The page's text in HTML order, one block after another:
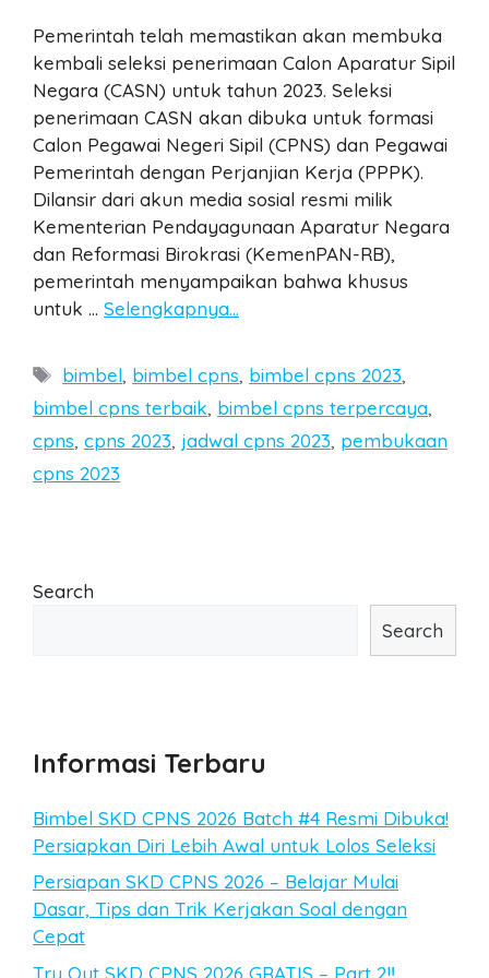
Pemerintah telah memastikan akan membuka
kembali seleksi penerimaan Calon Aparatur Sipil
Negara (CASN) untuk tahun 2023. Seleksi
penerimaan CASN akan dibuka untuk formasi
Calon Pegawai Negeri Sipil (CPNS) dan Pegawai
Pemerintah dengan Perjanjian Kerja (PPPK).
Dilansir dari akun media sosial resmi milik
Kementerian Pendayagunaan Aparatur Negara
dan Reformasi Birokrasi (KemenPAN-RB),
pemerintah menyampaikan bahwa khusus
untuk … Selengkapnya…
Tags
bimbel, bimbel cpns, bimbel cpns 2023,
bimbel cpns terbaik, bimbel cpns terpercaya,
cpns, cpns 2023, jadwal cpns 2023, pembukaan
cpns 2023
Search
Search
Informasi Terbaru
Bimbel SKD CPNS 2026 Batch #4 Resmi Dibuka!
Persiapkan Diri Lebih Awal untuk Lolos Seleksi
Persiapan SKD CPNS 2026 – Belajar Mulai
Dasar, Tips dan Trik Kerjakan Soal dengan
Cepat
Try Out SKD CPNS 2026 GRATIS – Part 2‼️